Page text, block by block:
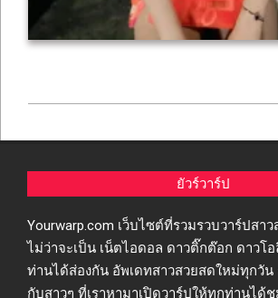
04-
ยัวร์วาร์ป
Yourwarp.com เว็บไซต์ที่รวมรวบวาร์ปสา
ไม่ว่าจะเป็น เน็ตไอดอล ดาวติ๊กต๊อก ดาวโ
ท่านได้ส่องกัน อัพเดทสาวสวยสดใหม่ทุกวั
กับสาวๆ ที่เราหามาเปิดวาร์ปให้ทุกท่านได้